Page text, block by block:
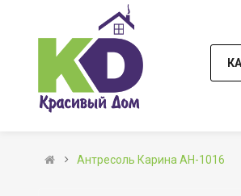
Антресоль Карина АН-1016